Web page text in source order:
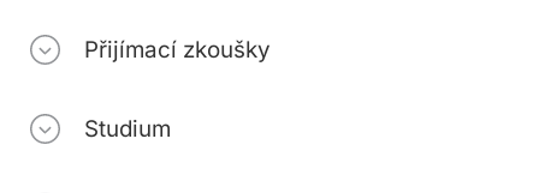
Přijímací zkoušky
Studium